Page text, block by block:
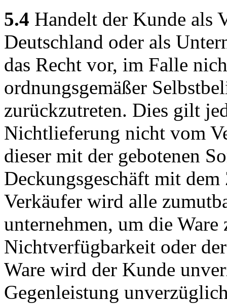
5.4 Handelt der Kunde als
Deutschland oder als
das Recht vor, im Falle
ordnungsgemäßer
zurückzutreten. Dies gilt
Nichtlieferung nicht vom
dieser mit der gebotenen
Deckungsgeschäft mit
Verkäufer wird alle
unternehmen, um die
Nichtverfügbarkeit oder
Ware wird der Kunde
Gegenleistung